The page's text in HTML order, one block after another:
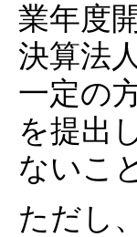
業年度
決算法
一定の
を提出
ないこ
ただし